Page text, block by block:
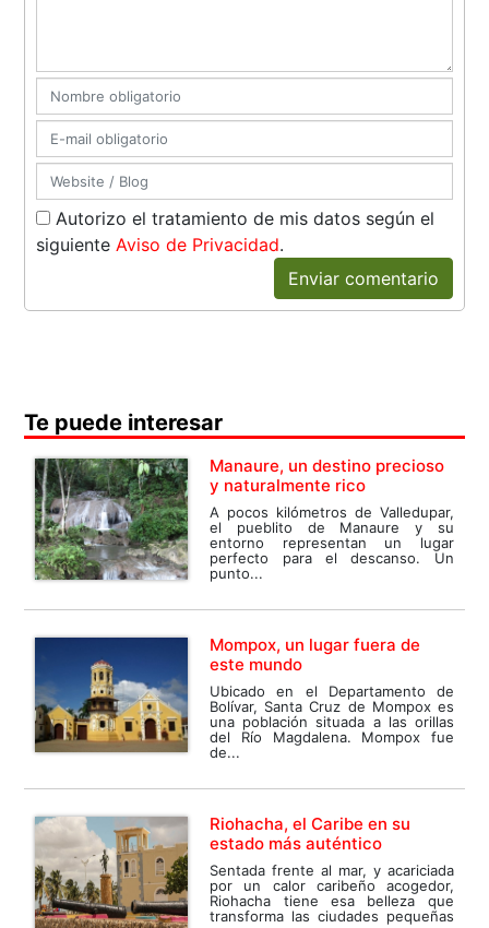
Autorizo el tratamiento de mis datos según el
siguienteAviso de Privacidad.
Enviar comentario
Te puede interesar
Manaure, un destino precioso
y naturalmente rico
A pocos kilómetros de Valledupar,
el pueblito de Manaure y su
entorno representan un lugar
perfecto para el descanso. Un
punto...
Mompox, un lugar fuera de
este mundo
Ubicado en el Departamento de
Bolívar, Santa Cruz de Mompox es
una población situada a las orillas
del Río Magdalena. Mompox fue
de...
Riohacha, el Caribe en su
estado más auténtico
Sentada frente al mar, y acariciada
por un calor caribeño acogedor,
Riohacha tiene esa belleza que
transforma las ciudades pequeñas